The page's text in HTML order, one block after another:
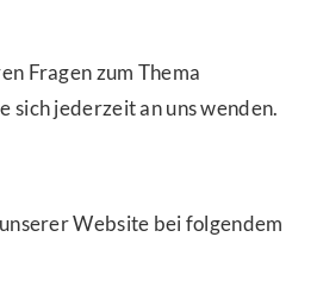
Fragen zum Thema
sich jederzeit an uns wenden.
Website bei folgendem